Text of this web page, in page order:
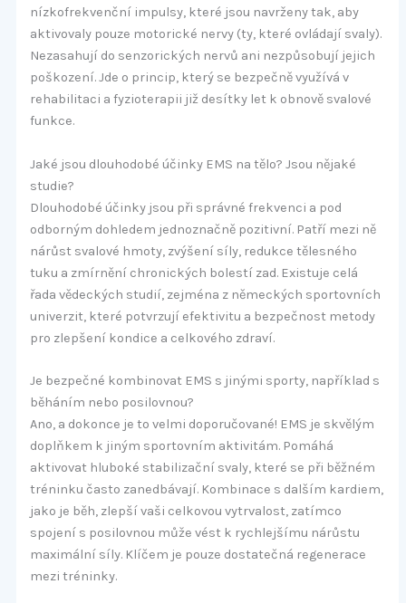
nízkofrekvenční impulsy, které jsou navrženy tak, aby
aktivovaly pouze motorické nervy (ty, které ovládají svaly).
Nezasahují do senzorických nervů ani nezpůsobují jejich
poškození. Jde o princip, který se bezpečně využívá v
rehabilitaci a fyzioterapii již desítky let k obnově svalové
funkce.
Jaké jsou dlouhodobé účinky EMS na tělo? Jsou nějaké
studie?
Dlouhodobé účinky jsou při správné frekvenci a pod
odborným dohledem jednoznačně pozitivní. Patří mezi ně
nárůst svalové hmoty, zvýšení síly, redukce tělesného
tuku a zmírnění chronických bolestí zad. Existuje celá
řada vědeckých studií, zejména z německých sportovních
univerzit, které potvrzují efektivitu a bezpečnost metody
pro zlepšení kondice a celkového zdraví.
Je bezpečné kombinovat EMS s jinými sporty, například s
běháním nebo posilovnou?
Ano, a dokonce je to velmi doporučované! EMS je skvělým
doplňkem k jiným sportovním aktivitám. Pomáhá
aktivovat hluboké stabilizační svaly, které se při běžném
tréninku často zanedbávají. Kombinace s dalším kardiem,
jako je běh, zlepší vaši celkovou vytrvalost, zatímco
spojení s posilovnou může vést k rychlejšímu nárůstu
maximální síly. Klíčem je pouze dostatečná regenerace
mezi tréninky.